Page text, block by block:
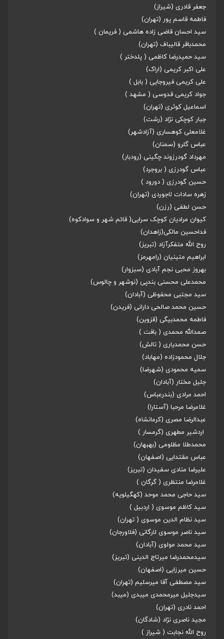
جعفر قادری (شیراز)
فاطمه قاسم پور (تهران)
سید احسان قاضی زاده هاشمی ( فریمان )
محمدباقر قالیباف (تهران)
سید حمیدرضا کاظمی ( پلدختر )
علی اکبر کریمی (اراک)
علی کریمی فیروجایی ( بابل )
جواد کریمی قدوسی ( مشهد )
اسماعیل کوثری (تهران)
جبار کوچکی نژاد (رشت)
غلامعلی کوهساری (آزادشهر)
عباس گلرو (سمنان)
مهرداد گودرزوند چگینی (رودبار)
عباس گودرزی ( بروجرد)
حسین گودرزی ( دورود )
زهره سادات لاجوردی (تهران)
حسن لطفی (رزن)
کیوان مرادیان کوچک سرایی( قائم شهر و سوادکوه)
فداحسین مالکی(زاهدان)
روح الله متفکرآزاد (تبریز)
ابراهیم متینیان (رامهرمز)
بهروز محبی نجم آبادی (سبزوار)
محمدعلی محسنی بندپی (نوشهر و چالوس)
سید مجتبی محفوظی (آبادان)
حسین محمد صالحی دارانی (فریدن)
فاطمه محمدبیگی (قزوین)
صمدالله محمدی ( بافت )
حسن محمدیاری ( تالش)
جلال محمودزاده (مهاباد)
سمیه محمودی (شهرضا)
جلیل مختار (آبادان)
احمد مرادی (بندرعباس)
غلامرضا مرحبا (آستارا)
عبدالرضا مصری (کرمانشاه)
اردشیر مطهری (گرمسار )
محمدطلا مظلومی (بهبهان)
عباس مقتدایی (اصفهان)
علیرضا منادی سفیدان (تبریز)
غلامرضا منتظری ( گرگان )
سید حاجی محمد موحد (کهگیلویه)
سید کاظم موسوی ( اردبیل )
سید نظام الدین موسوی ( تهران)
سید ناصر موسوی لارگانی (فلاورجان)
سید محمد مولوی (آبادان)
سیدمحمدرضا میرتاج الدینی (تبریز)
حسین میرزایی (اصفهان)
سید مصطفی آقا میرسلیم (تهران)
سیدجلیل میرمحمدی میبدی (میبد)
احمد نادری (تهران)
مجید ناصری نژاد (شادگان)
روح الله نجابت ( شیراز )